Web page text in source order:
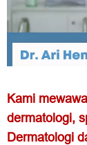
Kami
dermatologi,
Dermatologi